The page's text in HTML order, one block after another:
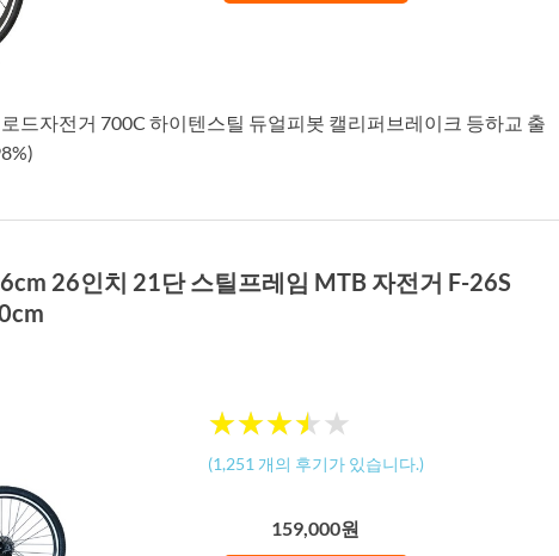
드자전거 700C 하이텐스틸 듀얼피봇 캘리퍼브레이크 등하교 출
26인치 21단 스틸프레임 MTB 자전거 F-26S
★★★★ ★
★★★★ ★
(1,251 개의 후기가 있습니다.)
159,000원